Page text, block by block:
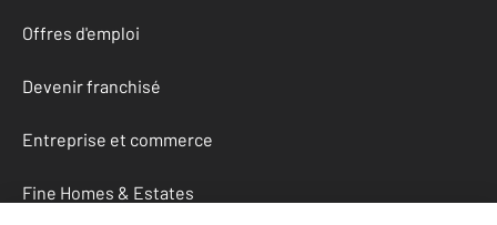
Offres d'emploi
Devenir franchisé
Entreprise et commerce
Fine Homes & Estates